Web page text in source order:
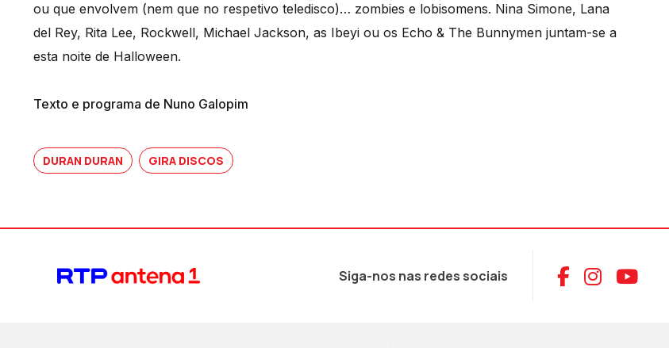
ou que envolvem (nem que no respetivo teledisco)… zombies e lobisomens. Nina Simone, Lana
del Rey, Rita Lee, Rockwell, Michael Jackson, as Ibeyi ou os Echo & The Bunnymen juntam-se a
esta noite de Halloween.
Texto e programa de Nuno Galopim
DURAN DURAN GIRA DISCOS
Siga-nos nas redes sociais Aceder